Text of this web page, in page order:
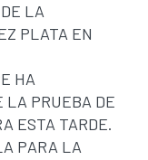
LA
PLATA EN
HA
LA PRUEBA DE
ESTA TARDE.
PARA LA